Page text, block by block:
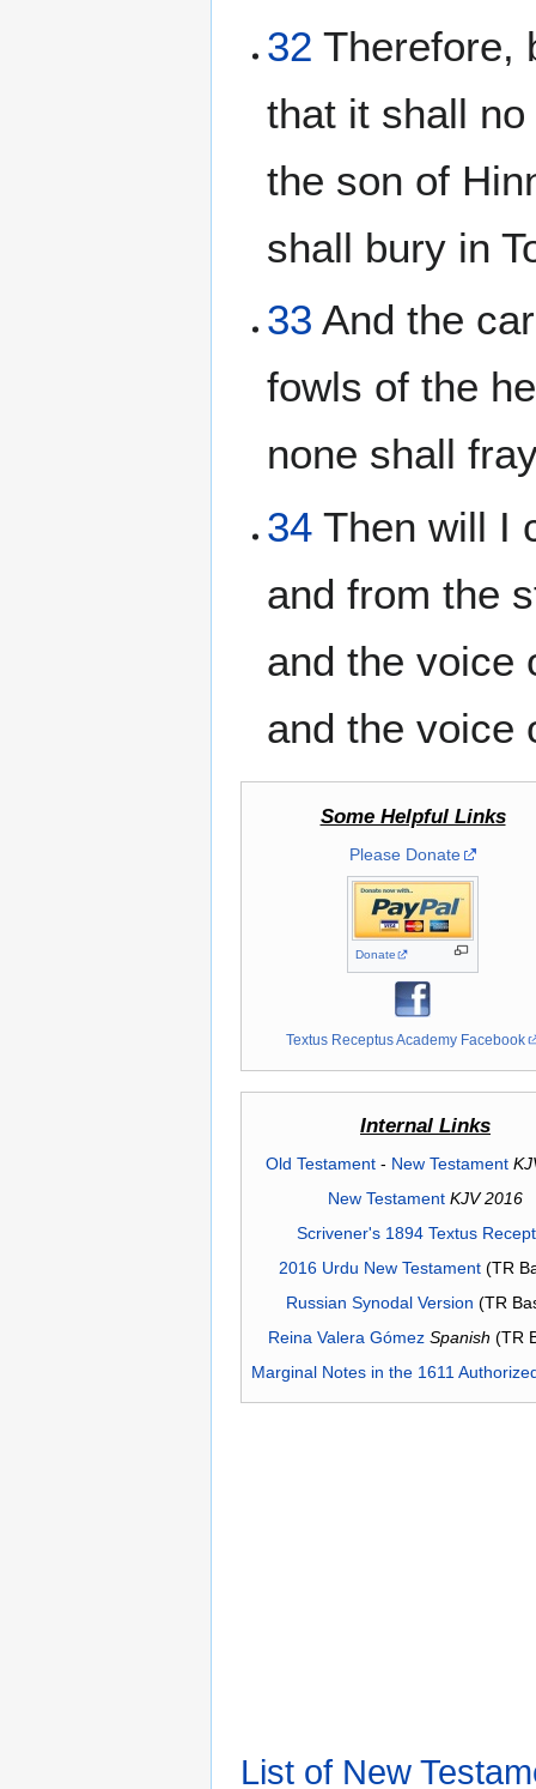
32 Therefore,
that it shall
the son of
shall bury in
33 And the
fowls of the
none shall
34 Then will I
and from the
and the voice
and the voice
Some Helpful Links
Please Donate
Donate
Textus Receptus Academy Facebook
Internal Links
Old Testament- New Testament
New Testament KJV 2016
Scrivener's 1894 Textus
2016 Urdu New Testament(TR
Russian Synodal Version (TR
Reina Valera Gómez Spanish (TR
Marginal Notes in the 1611
List of New